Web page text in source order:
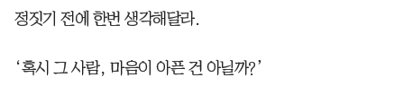
정짓기 전에 한번 생각해달라.
‘혹시 그 사람, 마음이 아픈 건 아닐까?’